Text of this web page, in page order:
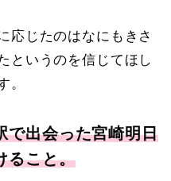
応じたのはなにもきさ
というのを信じてほし
。
で出会った宮崎明日
ること。